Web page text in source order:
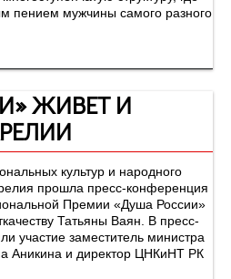
разного
ЖИВЕТ И
культур и народного
прошла пресс-конференция
Премии «Душа России»
Татьяны Ваян. В пресс-
участие заместитель министра
Аникина и директор ЦНКиНТ РК